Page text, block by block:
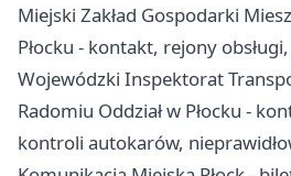
Miejski Zakład Gospodarki
Płocku - kontakt, rejony
Wojewódzki Inspektorat
Radomiu Oddział w Płocku -
kontroli autokarów,